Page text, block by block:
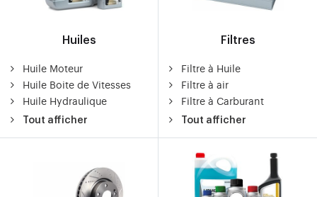
Huiles
Huile Moteur
Huile Boite de Vitesses
Huile Hydraulique
Tout afficher
Filtres
Filtre à Huile
Filtre à air
Filtre à Carburant
Tout afficher